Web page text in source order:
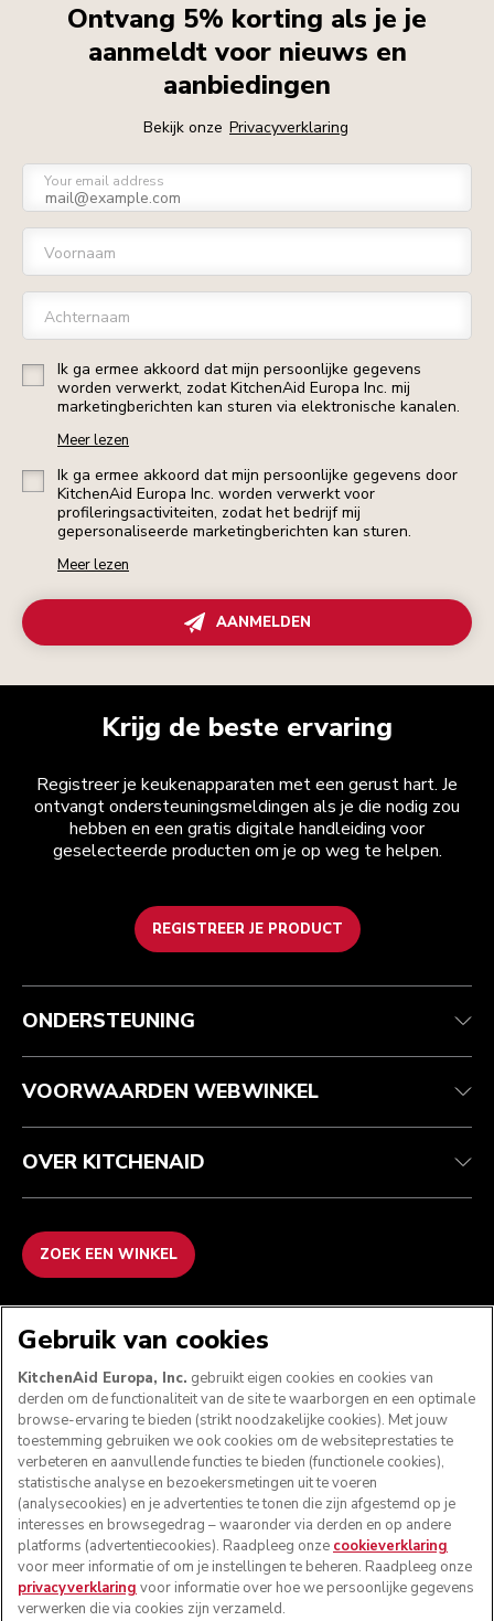
Ontvang 5% korting als je je
aanmeldt voor nieuws en
aanbiedingen
Bekijk onze Privacyverklaring
Your email address
Voornaam
Achternaam
Ik ga ermee akkoord dat mijn persoonlijke gegevens
worden verwerkt, zodat KitchenAid Europa Inc. mij
marketingberichten kan sturen via elektronische kanalen.
Meer lezen
Ik ga ermee akkoord dat mijn persoonlijke gegevens door
KitchenAid Europa Inc. worden verwerkt voor
profileringsactiviteiten, zodat het bedrijf mij
gepersonaliseerde marketingberichten kan sturen.
Meer lezen
AANMELDEN
Krijg de beste ervaring
Registreer je keukenapparaten met een gerust hart. Je
ontvangt ondersteuningsmeldingen als je die nodig zou
hebben en een gratis digitale handleiding voor
geselecteerde producten om je op weg te helpen.
REGISTREER JE PRODUCT
Health check
Je bestelling volgen
Garantie en documenten
Veelgestelde vragen
Algemene voorwaarden
Retournering en terugbetaling
Imprint
ODR
Het merk
Zoek een winkel
ONDERSTEUNING
VOORWAARDEN WEBWINKEL
OVER KITCHENAID
ZOEK EEN WINKEL
VOLG ONS
Gebruik van cookies
KitchenAid Europa, Inc. gebruikt eigen cookies en cookies van
derden om de functionaliteit van de site te waarborgen en een optimale
browse-ervaring te bieden (strikt noodzakelijke cookies). Met jouw
toestemming gebruiken we ook cookies om de websiteprestaties te
verbeteren en aanvullende functies te bieden (functionele cookies),
statistische analyse en bezoekersmetingen uit te voeren
(analysecookies) en je advertenties te tonen die zijn afgestemd op je
interesses en browsegedrag – waaronder via derden en op andere
platforms (advertentiecookies). Raadpleeg onze cookieverklaring
voor meer informatie of om je instellingen te beheren. Raadpleeg onze
privacyverklaring voor informatie over hoe we persoonlijke gegevens
verwerken die via cookies zijn verzameld.